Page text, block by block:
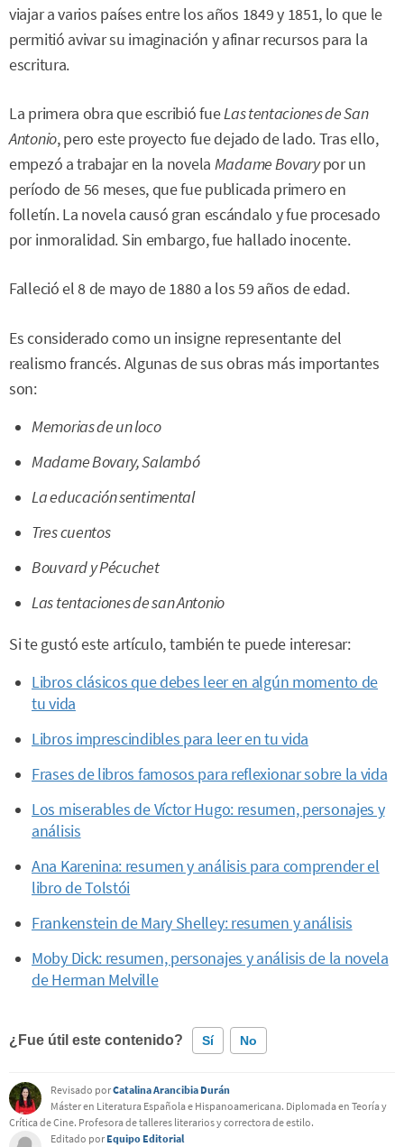
viajar a varios países entre los años 1849 y 1851, lo que le
permitió avivar su imaginación y afinar recursos para la
escritura.
La primera obra que escribió fueLas tentaciones de San
Antonio, pero este proyecto fue dejado de lado. Tras ello,
empezó a trabajar en la novela Madame Bovarypor un
período de 56 meses, que fue publicada primero en
folletín. La novela causó gran escándalo y fue procesado
por inmoralidad. Sin embargo, fue hallado inocente.
Falleció el 8 de mayo de 1880 a los 59 años de edad.
Es considerado como un insigne representante del
realismo francés. Algunas de sus obras más importantes
son:
Memorias de un loco
Madame Bovary, Salambó
La educación sentimental
Tres cuentos
Bouvard y Pécuchet
Las tentaciones de san Antonio
Si te gustó este artículo, también te puede interesar:
Libros clásicos que debes leer en algún momento de
tu vida
Libros imprescindibles para leer en tu vida
Frases de libros famosos para reflexionar sobre la vida
Los miserables de Víctor Hugo: resumen, personajes y
análisis
Ana Karenina: resumen y análisis para comprender el
libro de Tolstói
Frankenstein de Mary Shelley: resumen y análisis
Moby Dick: resumen, personajes y análisis de la novela
de Herman Melville
¿Fue útil este contenido? Sí No
Este contenido contiene información incorrecta
Este contenido no tiene la información que busco
Revisado porCatalina Arancibia Durán
Máster en Literatura Española e Hispanoamericana. Diplomada en Teoría y
Crítica de Cine. Profesora de talleres literarios y correctora de estilo.
Editado por Equipo Editorial